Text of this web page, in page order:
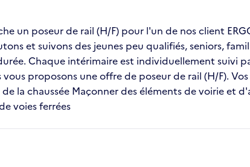
un poseur de rail (H/F) pour l'un de nos client
et suivons des jeunes peu qualifiés, seniors,
Chaque intérimaire est individuellement suivi
proposons une offre de poseur de rail (H/F).
la chaussée Maçonner des éléments de voirie et
voies ferrées